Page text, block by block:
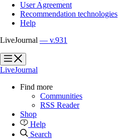
User Agreement
Recommendation technologies
Help
LiveJournal — v.931
?
?
LiveJournal
Find more
Communities
RSS Reader
Shop
Help
Search